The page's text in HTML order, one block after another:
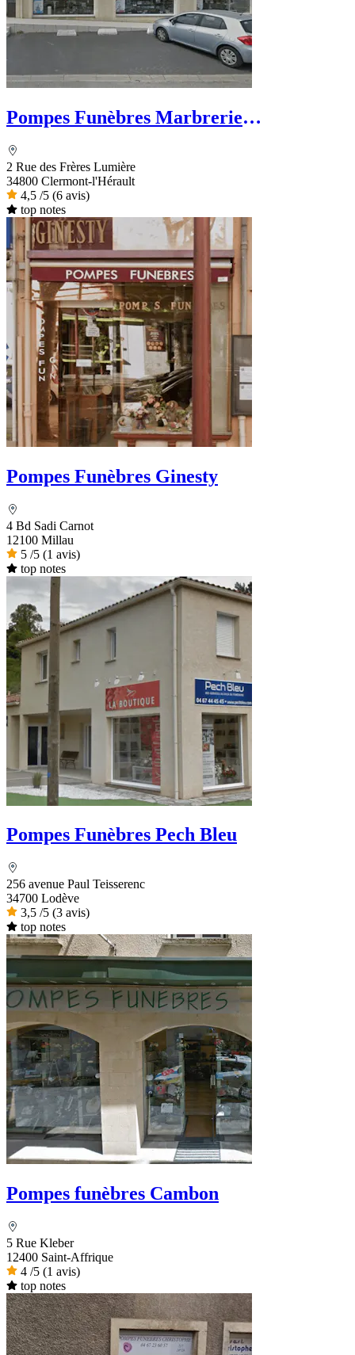
Pompes Funèbres Marbrerie
2 Rue des Frères Lumière
34800 Clermont-l'Hérault
4,5 /5 (6 avis)
top notes
Pompes Funèbres Ginesty
4 Bd Sadi Carnot
12100 Millau
5 /5 (1 avis)
top notes
Pompes Funèbres Pech Bleu
256 avenue Paul Teisserenc
34700 Lodève
3,5 /5 (3 avis)
top notes
Pompes funèbres Cambon
5 Rue Kleber
12400 Saint-Affrique
4 /5 (1 avis)
top notes